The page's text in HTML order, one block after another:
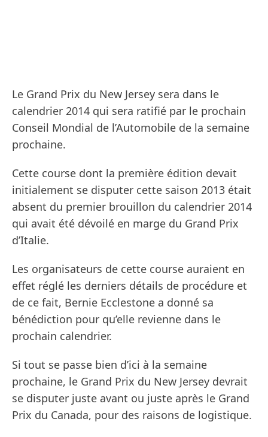
Le Grand Prix du New Jersey sera dans le
calendrier 2014 qui sera ratifié par le prochain
Conseil Mondial de l’Automobile de la semaine
prochaine.
Cette course dont la première édition devait
initialement se disputer cette saison 2013 était
absent du premier brouillon du calendrier 2014
qui avait été dévoilé en marge du Grand Prix
d’Italie.
Les organisateurs de cette course auraient en
effet réglé les derniers détails de procédure et
de ce fait, Bernie Ecclestone a donné sa
bénédiction pour qu’elle revienne dans le
prochain calendrier.
Si tout se passe bien d’ici à la semaine
prochaine, le Grand Prix du New Jersey devrait
se disputer juste avant ou juste après le Grand
Prix du Canada, pour des raisons de logistique.